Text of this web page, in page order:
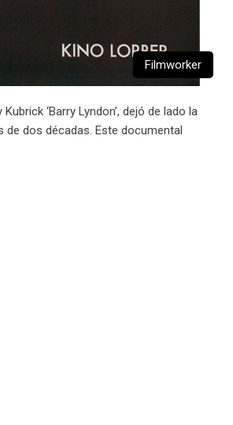
Filmworker
‘Barry Lyndon’, dejó de lado la
dos décadas. Este documental